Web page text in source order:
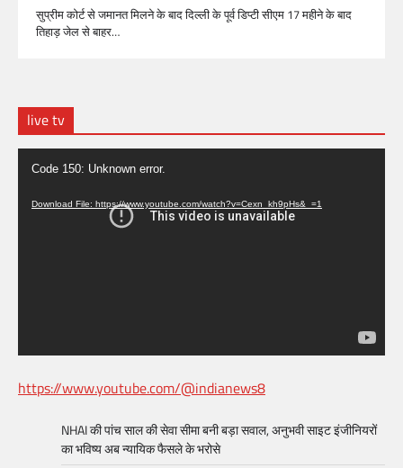
सुप्रीम कोर्ट से जमानत मिलने के बाद दिल्ली के पूर्व डिप्टी सीएम 17 महीने के बाद
तिहाड़ जेल से बाहर…
live tv
Video
Player
Code 150: Unknown error.
Download File: https://www.youtube.com/watch?v=Cexn_kh9pHs&_=1
https://www.youtube.com/@indianews8
NHAI की पांच साल की सेवा सीमा बनी बड़ा सवाल, अनुभवी साइट इंजीनियरों
का भविष्य अब न्यायिक फैसले के भरोसे